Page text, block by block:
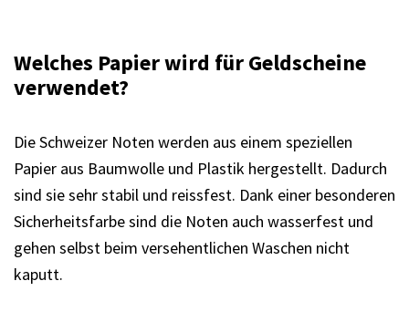
Welches Papier wird für Geldscheine
verwendet?
Die Schweizer Noten werden aus einem speziellen
Papier aus Baumwolle und Plastik hergestellt. Dadurch
sind sie sehr stabil und reissfest. Dank einer besonderen
Sicherheitsfarbe sind die Noten auch wasserfest und
gehen selbst beim versehentlichen Waschen nicht
kaputt.